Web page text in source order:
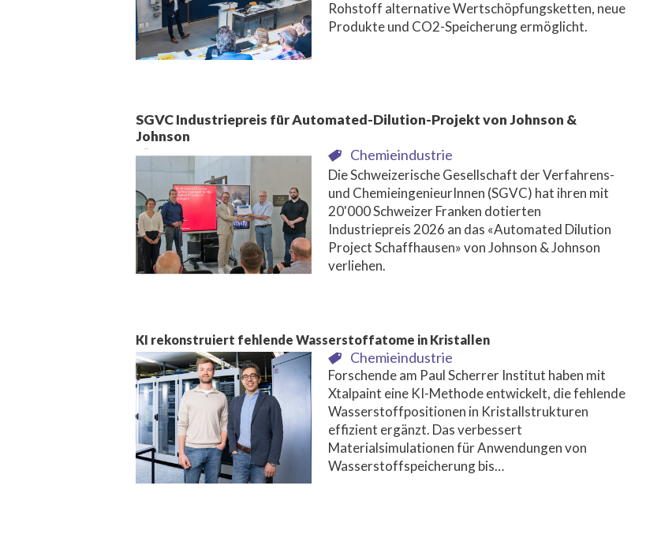
Rohstoff alternative Wertschöpfungsketten, neue
Produkte und CO2-Speicherung ermöglicht.
SGVC Industriepreis für Automated-Dilution-Projekt von Johnson &
Johnson
Chemieindustrie
Die Schweizerische Gesellschaft der Verfahrens-
und ChemieingenieurInnen (SGVC) hat ihren mit
20'000 Schweizer Franken dotierten
Industriepreis 2026 an das «Automated Dilution
Project Schaffhausen» von Johnson & Johnson
verliehen.
KI rekonstruiert fehlende Wasserstoffatome in Kristallen
Chemieindustrie
Forschende am Paul Scherrer Institut haben mit
Xtalpaint eine KI-Methode entwickelt, die fehlende
Wasserstoffpositionen in Kristallstrukturen
effizient ergänzt. Das verbessert
Materialsimulationen für Anwendungen von
Wasserstoffspeicherung bis…